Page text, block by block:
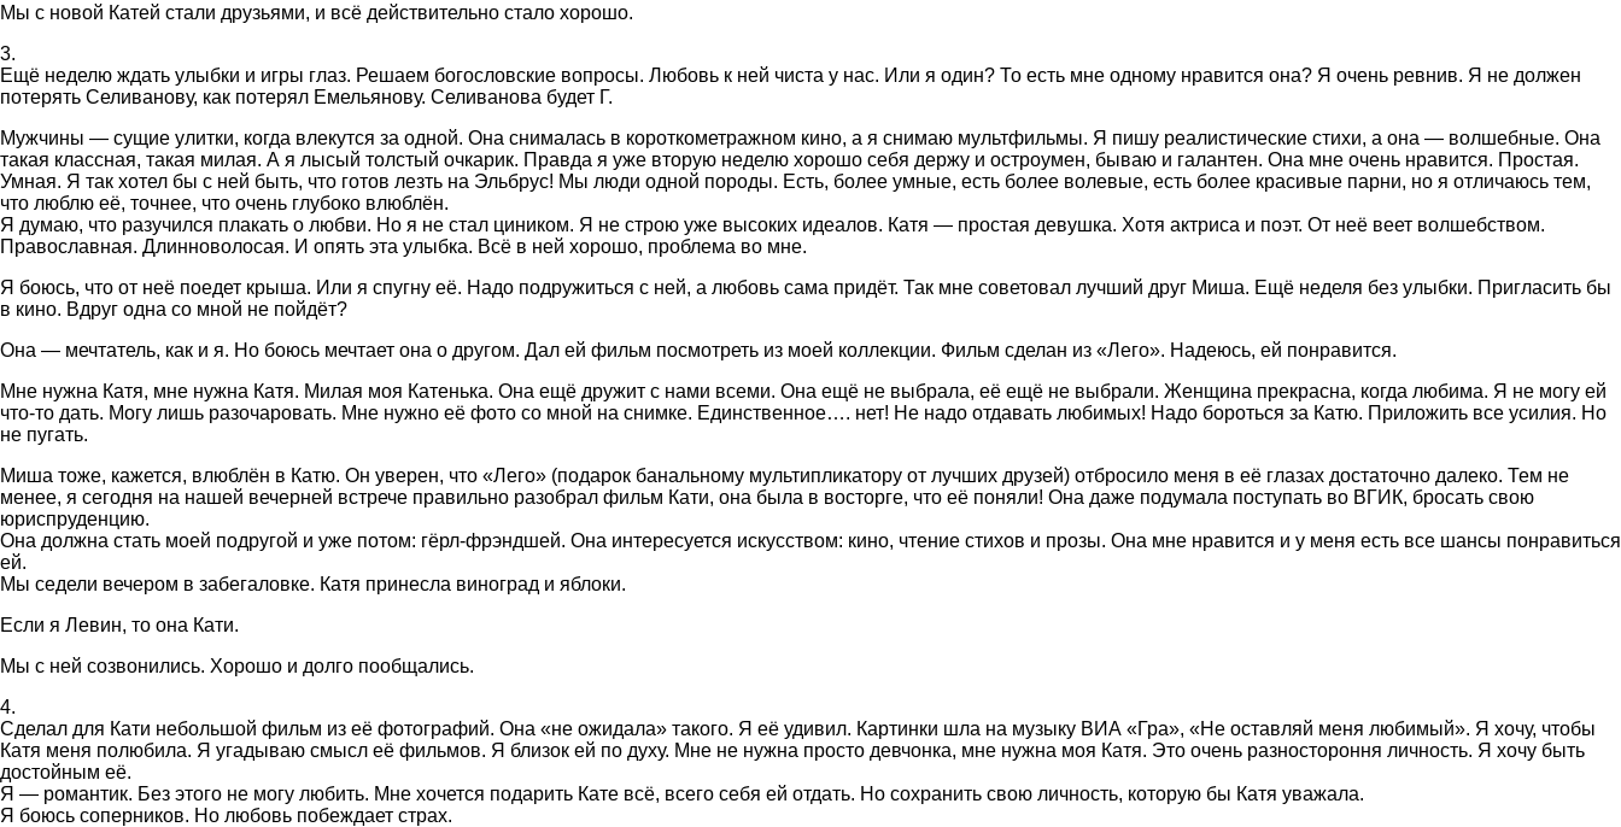
Мы с новой Катей стали друзьями, и всё действительно стало хорошо.
3.
Ещё неделю ждать улыбки и игры глаз. Решаем богословские вопросы. Любовь к ней чиста у нас. Или я один? То есть мне одному нравится она? Я очень ревнив. Я не должен
потерять Селиванову, как потерял Емельянову. Селиванова будет Г.
Мужчины — сущие улитки, когда влекутся за одной. Она снималась в короткометражном кино, а я снимаю мультфильмы. Я пишу реалистические стихи, а она — волшебные. Она
такая классная, такая милая. А я лысый толстый очкарик. Правда я уже вторую неделю хорошо себя держу и остроумен, бываю и галантен. Она мне очень нравится. Простая.
Умная. Я так хотел бы с ней быть, что готов лезть на Эльбрус! Мы люди одной породы. Есть, более умные, есть более волевые, есть более красивые парни, но я отличаюсь тем,
что люблю её, точнее, что очень глубоко влюблён.
Я думаю, что разучился плакать о любви. Но я не стал циником. Я не строю уже высоких идеалов. Катя — простая девушка. Хотя актриса и поэт. От неё веет волшебством.
Православная. Длинноволосая. И опять эта улыбка. Всё в ней хорошо, проблема во мне.
Я боюсь, что от неё поедет крыша. Или я спугну её. Надо подружиться с ней, а любовь сама придёт. Так мне советовал лучший друг Миша. Ещё неделя без улыбки. Пригласить бы
в кино. Вдруг одна со мной не пойдёт?
Она — мечтатель, как и я. Но боюсь мечтает она о другом. Дал ей фильм посмотреть из моей коллекции. Фильм сделан из «Лего». Надеюсь, ей понравится.
Мне нужна Катя, мне нужна Катя. Милая моя Катенька. Она ещё дружит с нами всеми. Она ещё не выбрала, её ещё не выбрали. Женщина прекрасна, когда любима. Я не могу ей
что-то дать. Могу лишь разочаровать. Мне нужно её фото со мной на снимке. Единственное…. нет! Не надо отдавать любимых! Надо бороться за Катю. Приложить все усилия. Но
не пугать.
Миша тоже, кажется, влюблён в Катю. Он уверен, что «Лего» (подарок банальному мультипликатору от лучших друзей) отбросило меня в её глазах достаточно далеко. Тем не
менее, я сегодня на нашей вечерней встрече правильно разобрал фильм Кати, она была в восторге, что её поняли! Она даже подумала поступать во ВГИК, бросать свою
юриспруденцию.
Она должна стать моей подругой и уже потом: гёрл-фрэндшей. Она интересуется искусством: кино, чтение стихов и прозы. Она мне нравится и у меня есть все шансы понравиться
ей.
Мы седели вечером в забегаловке. Катя принесла виноград и яблоки.
Если я Левин, то она Кати.
Мы с ней созвонились. Хорошо и долго пообщались.
4.
Сделал для Кати небольшой фильм из её фотографий. Она «не ожидала» такого. Я её удивил. Картинки шла на музыку ВИА «Гра», «Не оставляй меня любимый». Я хочу, чтобы
Катя меня полюбила. Я угадываю смысл её фильмов. Я близок ей по духу. Мне не нужна просто девчонка, мне нужна моя Катя. Это очень разностороння личность. Я хочу быть
достойным её.
Я — романтик. Без этого не могу любить. Мне хочется подарить Кате всё, всего себя ей отдать. Но сохранить свою личность, которую бы Катя уважала.
Я боюсь соперников. Но любовь побеждает страх.